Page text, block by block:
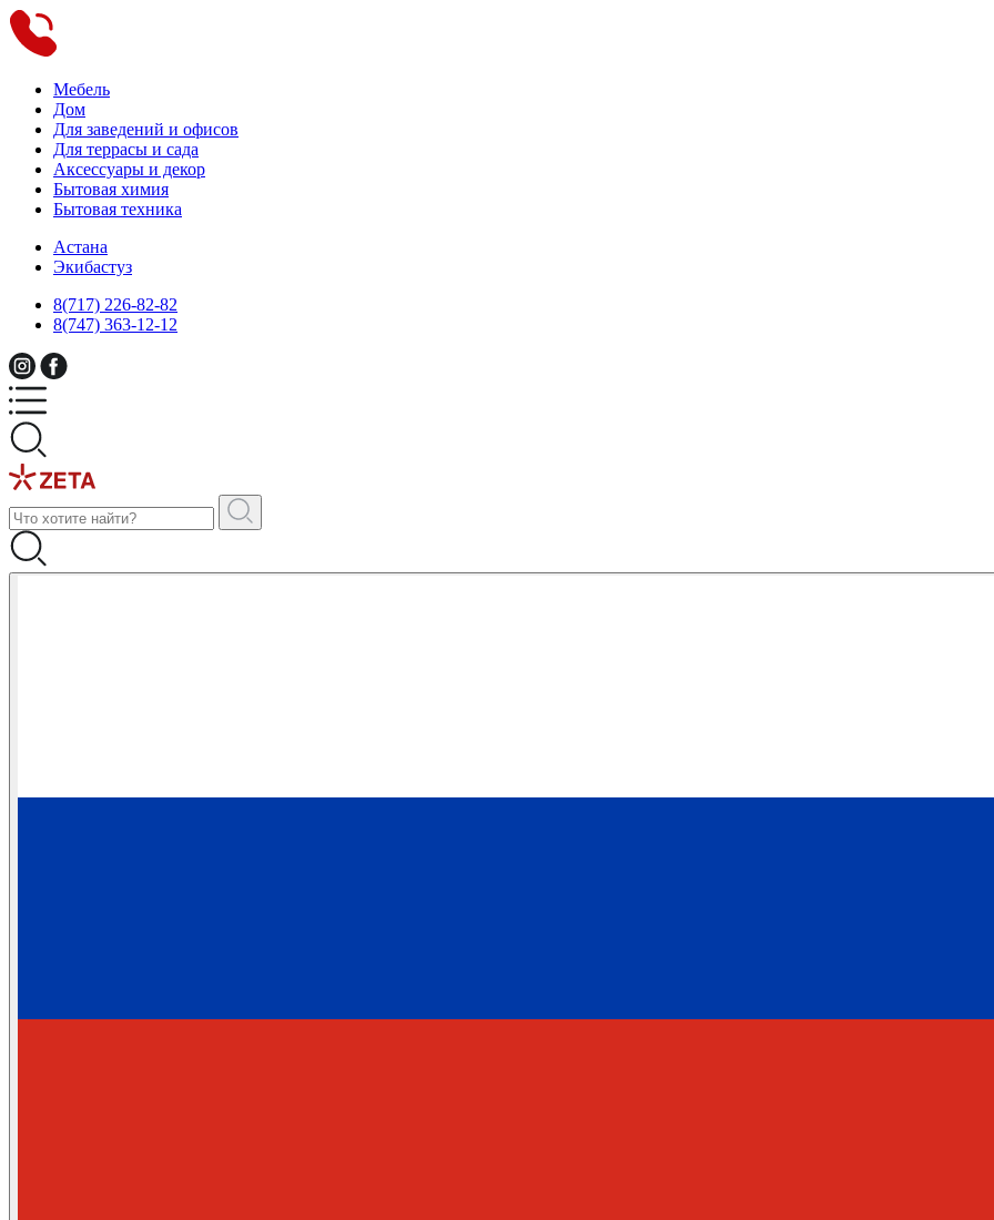
Мебель
Дом
Для заведений и офисов
Для террасы и сада
Аксессуары и декор
Бытовая химия
Бытовая техника
Астана
Экибастуз
8(717) 226-82-82
8(747) 363-12-12